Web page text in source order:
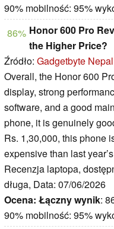
90% mobilność: 95%
86% Honor 600 Pro
the Higher Price?
Źródło: Gadgetbyte Nepal
Overall, the Honor 600
display, strong
software, and a good
phone, it is genuinely
Rs. 1,30,000, this phone
expensive than last
Recenzja laptopa,
długa, Data: 07/06/2026
Ocena: Łączny wynik:
90% mobilność: 95%